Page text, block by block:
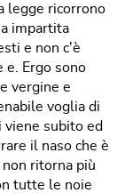
legge ricorrono
impartita
e non c'è
e. Ergo sono
vergine e
voglia di
viene subito ed
il naso che è
ritorna più
tutte le noie